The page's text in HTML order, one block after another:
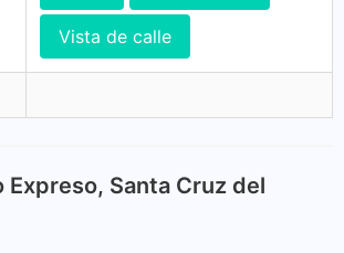
Vista de calle
Expreso, Santa Cruz del